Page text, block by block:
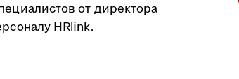
от директора
HRlink.